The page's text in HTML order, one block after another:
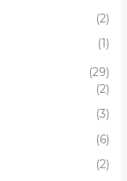
(2)
(1)
(29)
(2)
(3)
(6)
(2)